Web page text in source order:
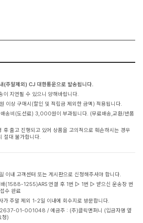
(주말제외) CJ 대한통운으로 발송됩니다.
이 지연될 수 있으니 양해바랍니다.
이상 구매시(할인 및 적립금 제외한 금액) 적용됩니다.
송비(도선료) 3,000원이 부과됩니다. (무료배송,교환/반품
후 출고 진행되고 있어 상품을 고의적으로 훼손하시는 경우
절대 불가합니다.
이내 고객센터 또는 게시판으로 신청해주셔야 합니다.
배(1588-1255)ARS 연결 후 1번 ▷ 1번 ▷ 받으신 운송장 번
수 완료
가 주말 제외 1-2일 이내에 회수지로 방문합니다.
01-001048 / 예금주 : (주)클릭앤퍼니 (입금자명 옆
청)